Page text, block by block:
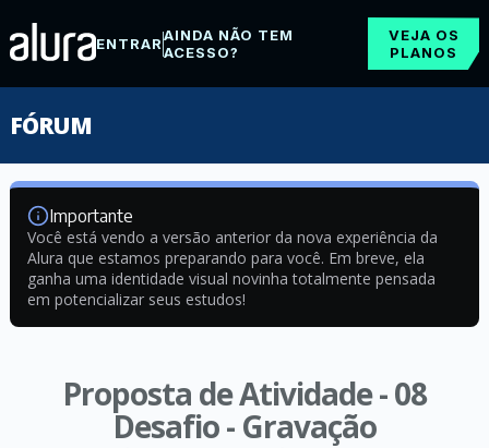
ENTRARAINDA NÃO TEM
ACESSO?
VEJA OS
PLANOS
FÓRUM
Importante
Você está vendo a versão anterior da nova experiência da
Alura que estamos preparando para você. Em breve, ela
ganha uma identidade visual novinha totalmente pensada
em potencializar seus estudos!
Proposta de Atividade - 08
Desafio - Gravação